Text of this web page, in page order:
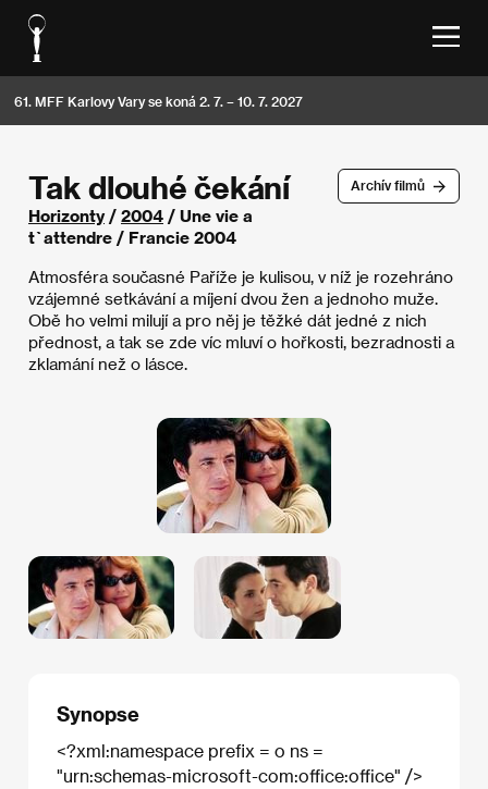
61. MFF Karlovy Vary se koná 2. 7. – 10. 7. 2027
Archív filmů
Tak dlouhé čekání
Horizonty/ 2004 / Une vie a
t`attendre / Francie 2004
Atmosféra současné Paříže je kulisou, v níž je rozehráno
vzájemné setkávání a míjení dvou žen a jednoho muže.
Obě ho velmi milují a pro něj je těžké dát jedné z nich
přednost, a tak se zde víc mluví o hořkosti, bezradnosti a
zklamání než o lásce.
Synopse
<?xml:namespace prefix = o ns =
"urn:schemas-microsoft-com:office:office" />